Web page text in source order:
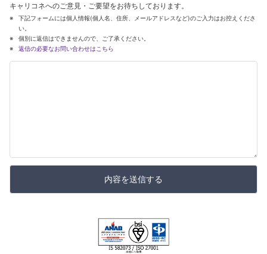
キャリコネへのご意見・ご要望をお待ちしております。
下記フォームには個人情報(個人名、住所、メールアドレスなど)のご入力はお控えくださ
い。
個別に返信はできませんので、ご了承ください。
返信の必要なお問い合わせはこちら
内容を送信する